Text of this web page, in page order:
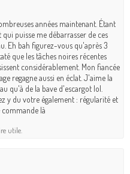
années maintenant. Étant
puisse me débarrasser de ces
Eh bah figurez-vous qu'après 3
que les tâches noires récentes
considérablement. Mon fiancée
regagne aussi en éclat. J'aime la
qu'à de la bave d'escargot lol.
y du votre également : régularité et
commande là
utile.